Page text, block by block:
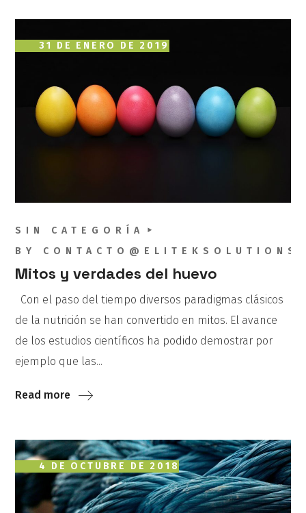
31 DE ENERO DE 2019
SIN CATEGORÍA
BY
Mitos y verdades del huevo
Con el paso del tiempo diversos paradigmas clásicos
de la nutrición se han convertido en mitos. El avance
de los estudios científicos ha podido demostrar por
ejemplo que las...
Read more
4 DE OCTUBRE DE 2018